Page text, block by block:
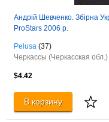
Андрій Шевченко. Збірна
ProStars 2006 р.
Pelusa (37)
Черкассы (Черкасская обл.)
$4.42
В корзину